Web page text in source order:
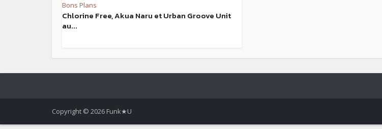
Bons Plans
Chlorine Free, Akua Naru et Urban Groove Unit
au...
Copyright © 2026 Funk★U